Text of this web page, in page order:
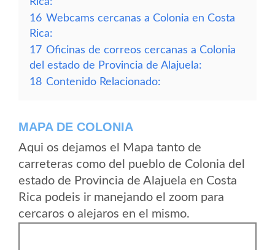
16 Webcams cercanas a Colonia en Costa
Rica:
17 Oficinas de correos cercanas a Colonia
del estado de Provincia de Alajuela:
18 Contenido Relacionado:
MAPA DE COLONIA
Aqui os dejamos el Mapa tanto de
carreteras como del pueblo de Colonia del
estado de Provincia de Alajuela en Costa
Rica podeis ir manejando el zoom para
cercaros o alejaros en el mismo.